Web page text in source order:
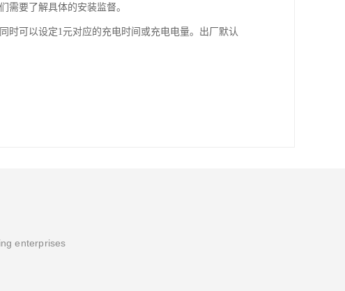
需要了解具体的安装监督。
时可以设定1元对应的充电时间或充电电量。出厂默认
enterprises